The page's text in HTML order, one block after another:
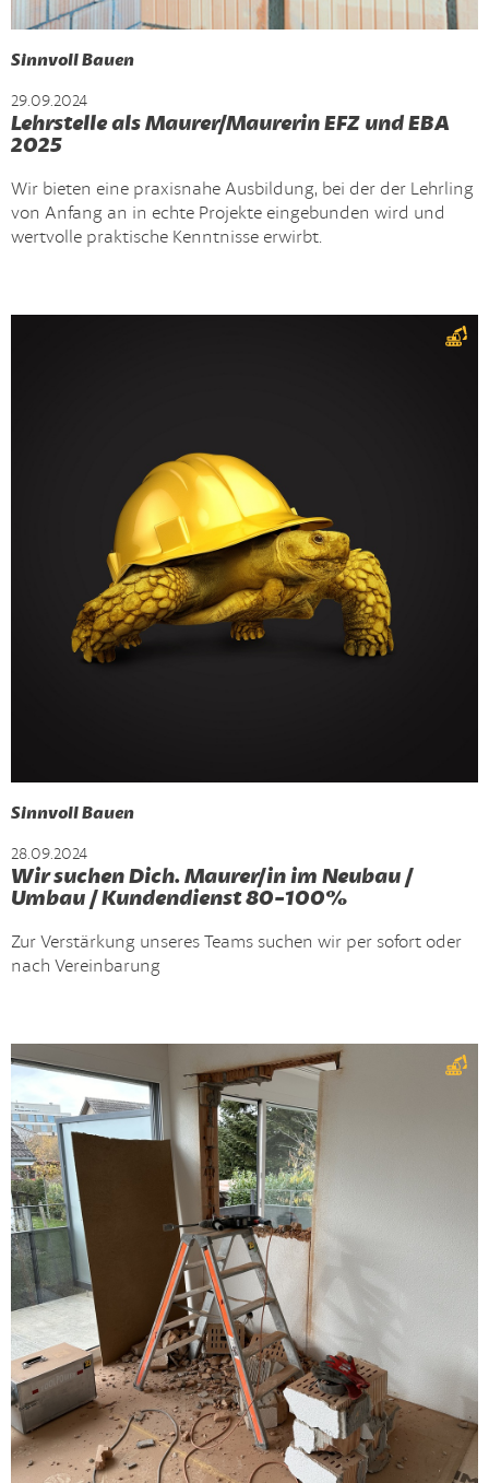
Sinnvoll Bauen
29.09.2024
Lehrstelle als Maurer/Maurerin EFZ und EBA
2025
Wir bieten eine praxisnahe Ausbildung, bei der der Lehrling
von Anfang an in echte Projekte eingebunden wird und
wertvolle praktische Kenntnisse erwirbt.
Sinnvoll Bauen
28.09.2024
Wir suchen Dich. Maurer/in im Neubau /
Umbau / Kundendienst 80-100%
Zur Verstärkung unseres Teams suchen wir per sofort oder
nach Vereinbarung